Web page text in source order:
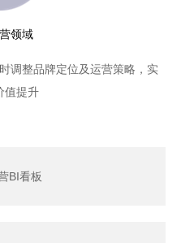
领域
调整品牌定位及运营策略，实
值提升
BI看板